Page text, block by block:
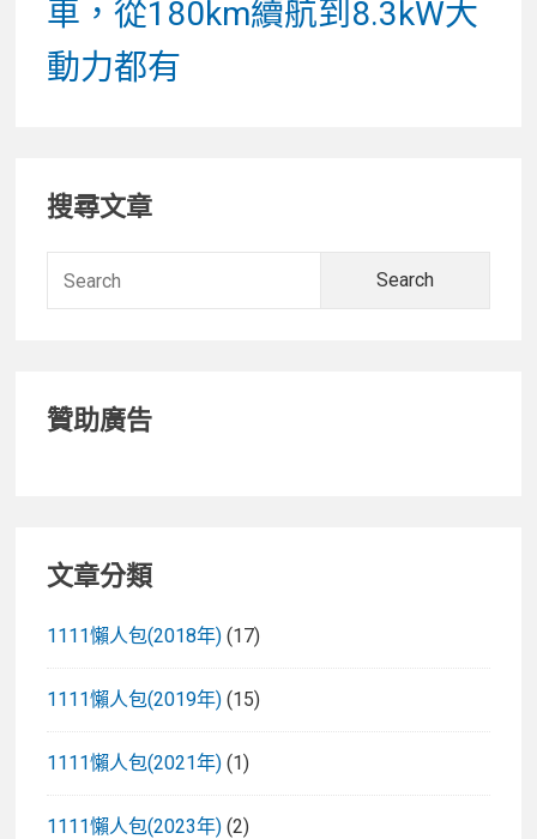
車，從180km續航到8.3kW大
動力都有
Primary
Sidebar
搜尋文章
贊助廣告
文章分類
1111懶人包(2018年) (17)
1111懶人包(2019年) (15)
1111懶人包(2021年) (1)
1111懶人包(2023年) (2)